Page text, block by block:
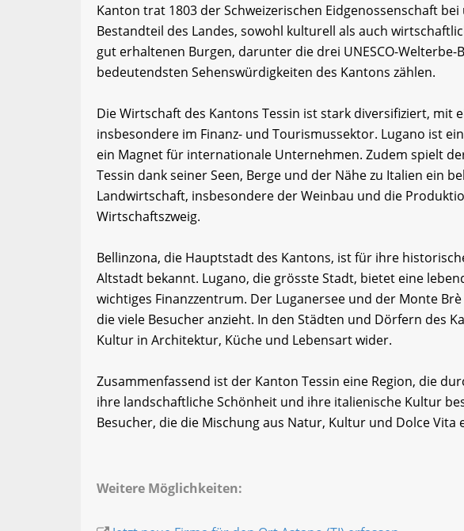
Kanton trat 1803 der Schweizerischen Eidgenossenschaft
Bestandteil des Landes, sowohl kulturell als auch
gut erhaltenen Burgen, darunter die drei UNESCO-Welterbe-
bedeutendsten Sehenswürdigkeiten des Kantons zählen.
Die Wirtschaft des Kantons Tessin ist stark diversifiziert, mit
insbesondere im Finanz- und Tourismussektor. Lugano ist
ein Magnet für internationale Unternehmen. Zudem spielt
Tessin dank seiner Seen, Berge und der Nähe zu Italien ein
Landwirtschaft, insbesondere der Weinbau und die
Wirtschaftszweig.
Bellinzona, die Hauptstadt des Kantons, ist für ihre
Altstadt bekannt. Lugano, die grösste Stadt, bietet eine
wichtiges Finanzzentrum. Der Luganersee und der Monte
die viele Besucher anzieht. In den Städten und Dörfern des
Kultur in Architektur, Küche und Lebensart wider.
Zusammenfassend ist der Kanton Tessin eine Region, die
ihre landschaftliche Schönheit und ihre italienische Kultur
Besucher, die die Mischung aus Natur, Kultur und Dolce Vita
Weitere Möglichkeiten: